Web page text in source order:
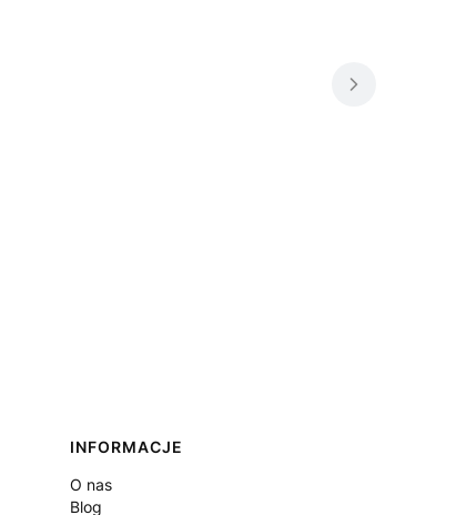
INFORMACJE
O nas
Blog